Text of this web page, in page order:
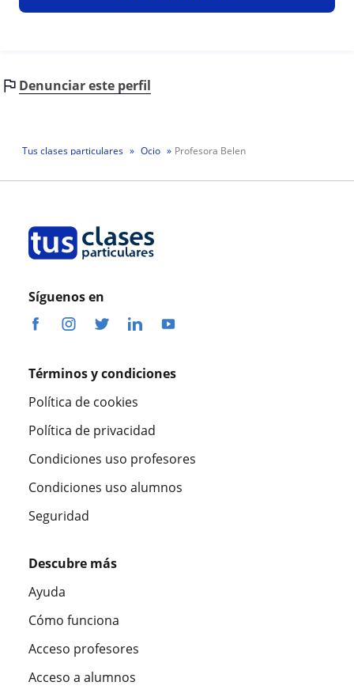
Denunciar este perfil
Tus clases particulares Ocio Profesora Belen
Síguenos en
Términos y condiciones
Política de cookies
Política de privacidad
Condiciones uso profesores
Condiciones uso alumnos
Seguridad
Descubre más
Ayuda
Cómo funciona
Acceso profesores
Acceso a alumnos